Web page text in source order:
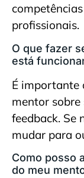
profissionais.
O que fazer
está
É importante
mentor sobre
feedback. Se
mudar para
Como posso
do meu